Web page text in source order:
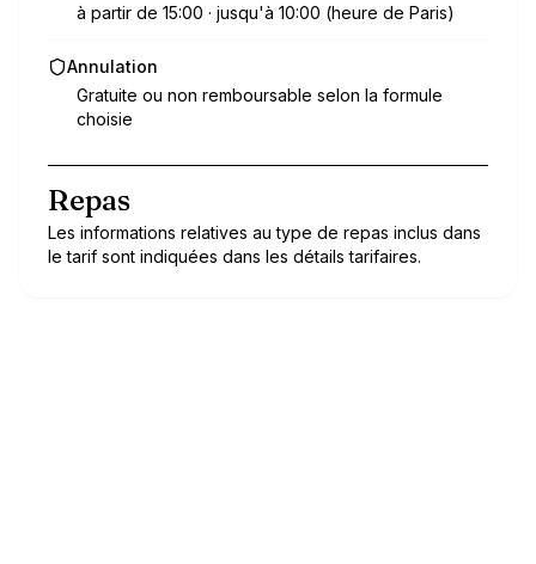
à partir de 15:00 · jusqu'à 10:00 (heure de Paris)
Annulation
Gratuite ou non remboursable selon la formule
choisie
Repas
Les informations relatives au type de repas inclus dans
le tarif sont indiquées dans les détails tarifaires.